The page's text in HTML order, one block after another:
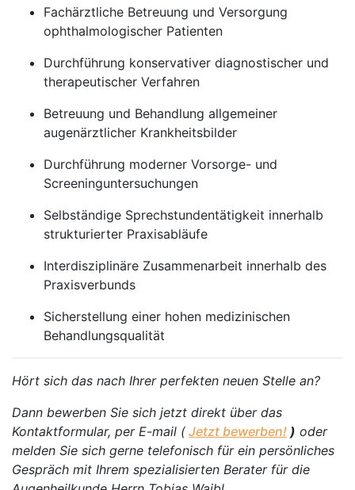
Fachärztliche Betreuung und Versorgung
ophthalmologischer Patienten
Durchführung konservativer diagnostischer und
therapeutischer Verfahren
Betreuung und Behandlung allgemeiner
augenärztlicher Krankheitsbilder
Durchführung moderner Vorsorge- und
Screeninguntersuchungen
Selbständige Sprechstundentätigkeit innerhalb
strukturierter Praxisabläufe
Interdisziplinäre Zusammenarbeit innerhalb des
Praxisverbunds
Sicherstellung einer hohen medizinischen
Behandlungsqualität
Hört sich das nach Ihrer perfekten neuen Stelle an?
Dann bewerben Sie sich jetzt direkt über das
Kontaktformular, per E-mail ( Jetzt bewerben! ) oder
melden Sie sich gerne telefonisch für ein persönliches
Gespräch mit Ihrem spezialisierten Berater für die